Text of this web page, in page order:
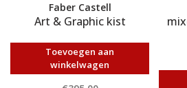
Faber Castell
Art & Graphic kist
Toevoegen aan
winkelwagen